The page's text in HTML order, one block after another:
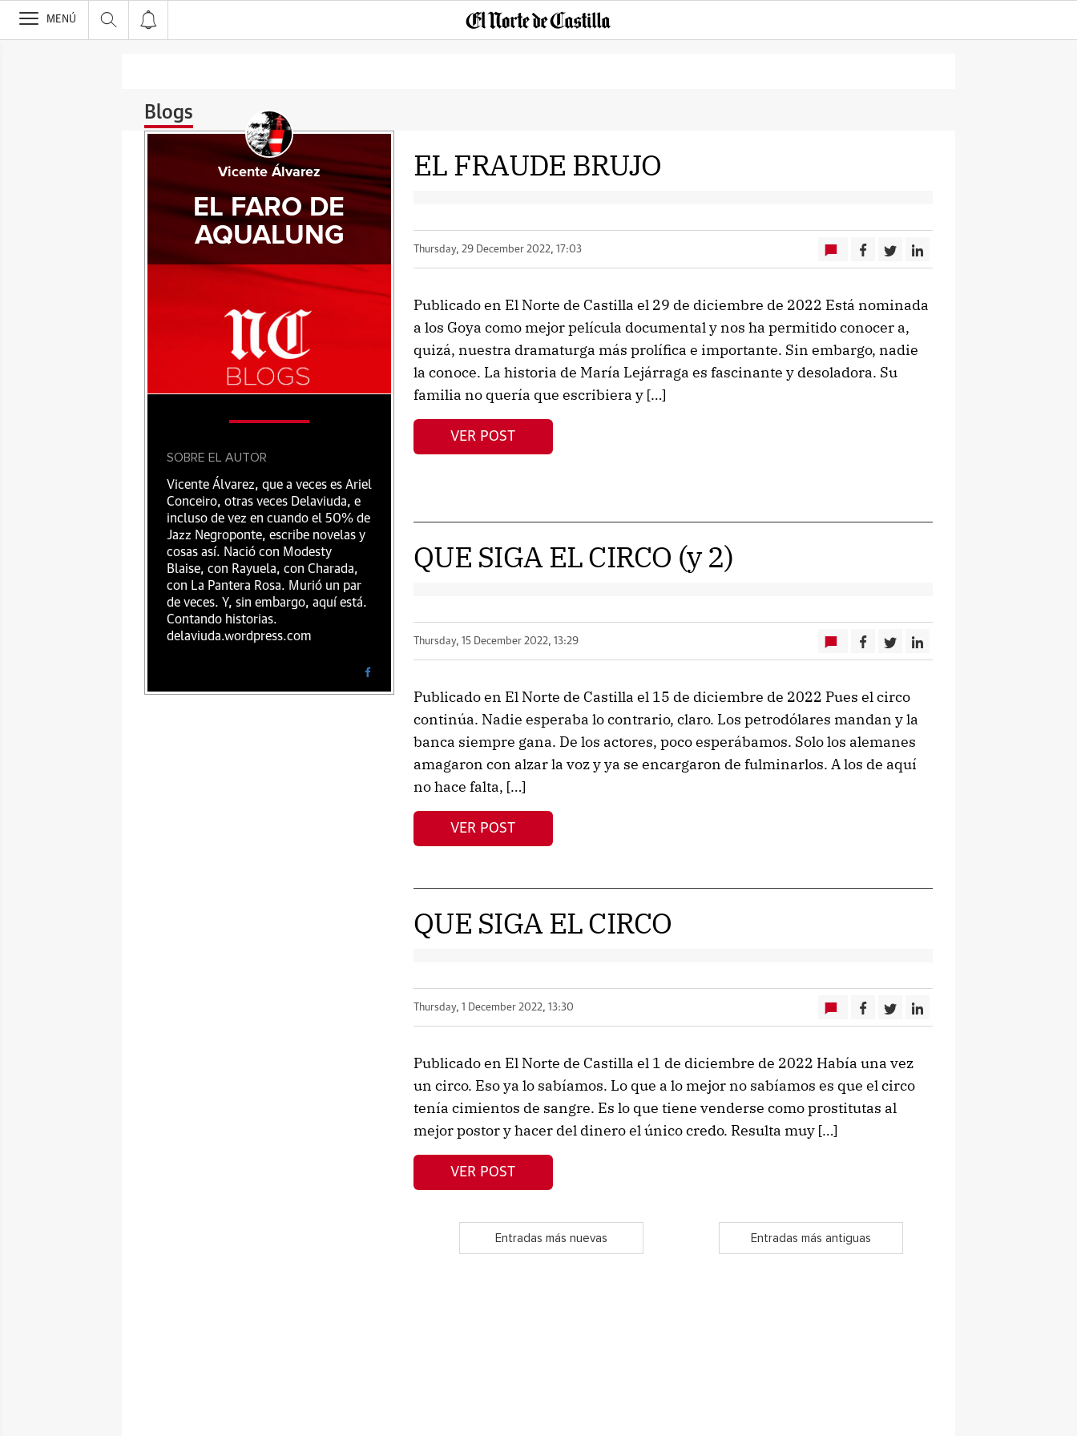
>
MENÚ
Blogs
EL FRAUDE BRUJO
Thursday, 29 December 2022, 17:03
Publicado en El Norte de Castilla el 29 de diciembre de 2022 Está nominada
a los Goya como mejor película documental y nos ha permitido conocer a,
quizá, nuestra dramaturga más prolífica e importante. Sin embargo, nadie
la conoce. La historia de María Lejárraga es fascinante y desoladora. Su
familia no quería que escribiera y […]
VER POST
QUE SIGA EL CIRCO (y 2)
Thursday, 15 December 2022, 13:29
Publicado en El Norte de Castilla el 15 de diciembre de 2022 Pues el circo
continúa. Nadie esperaba lo contrario, claro. Los petrodólares mandan y la
banca siempre gana. De los actores, poco esperábamos. Solo los alemanes
amagaron con alzar la voz y ya se encargaron de fulminarlos. A los de aquí
no hace falta, […]
VER POST
QUE SIGA EL CIRCO
Thursday, 1 December 2022, 13:30
Publicado en El Norte de Castilla el 1 de diciembre de 2022 Había una vez
un circo. Eso ya lo sabíamos. Lo que a lo mejor no sabíamos es que el circo
tenía cimientos de sangre. Es lo que tiene venderse como prostitutas al
mejor postor y hacer del dinero el único credo. Resulta muy […]
VER POST
Entradas más nuevas Entradas más antiguas
Vicente Álvarez
EL FARO DE
AQUALUNG
SOBRE EL AUTOR
Vicente Álvarez, que a veces es Ariel
Conceiro, otras veces Delaviuda, e
incluso de vez en cuando el 50% de
Jazz Negroponte, escribe novelas y
cosas así. Nació con Modesty
Blaise, con Rayuela, con Charada,
con La Pantera Rosa. Murió un par
de veces. Y, sin embargo, aquí está.
Contando historias.
delaviuda.wordpress.com